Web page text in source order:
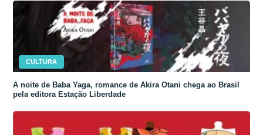
CULTURA
A noite de Baba Yaga, romance de Akira Otani chega ao Brasil
pela editora Estação Liberdade